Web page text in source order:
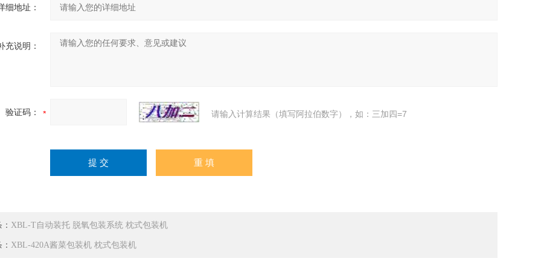
细地址：
充说明：
验证码： 请输入计算结果（填写阿拉伯数字），如：三加四=7
XBL-T自动装托 脱氧包装系统 枕式包装机
XBL-420A酱菜包装机 枕式包装机